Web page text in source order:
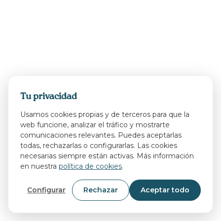
Tu privacidad
Usamos cookies propias y de terceros para que la
web funcione, analizar el tráfico y mostrarte
comunicaciones relevantes. Puedes aceptarlas
todas, rechazarlas o configurarlas. Las cookies
necesarias siempre están activas. Más información
en nuestra política de cookies.
Configurar Rechazar Aceptar todo